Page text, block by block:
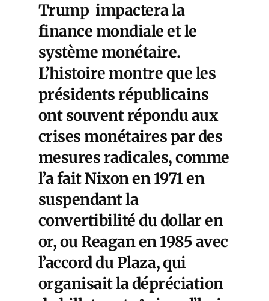
Trump impactera la
finance mondiale et le
système monétaire.
L’histoire montre que les
présidents républicains
ont souvent répondu aux
crises monétaires par des
mesures radicales, comme
l’a fait Nixon en 1971 en
suspendant la
convertibilité du dollar en
or, ou Reagan en 1985 avec
l’accord du Plaza, qui
organisait la dépréciation